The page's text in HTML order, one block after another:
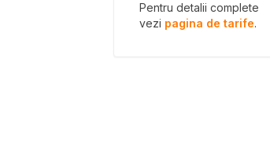
Pentru detalii complete
vezi pagina de tarife.